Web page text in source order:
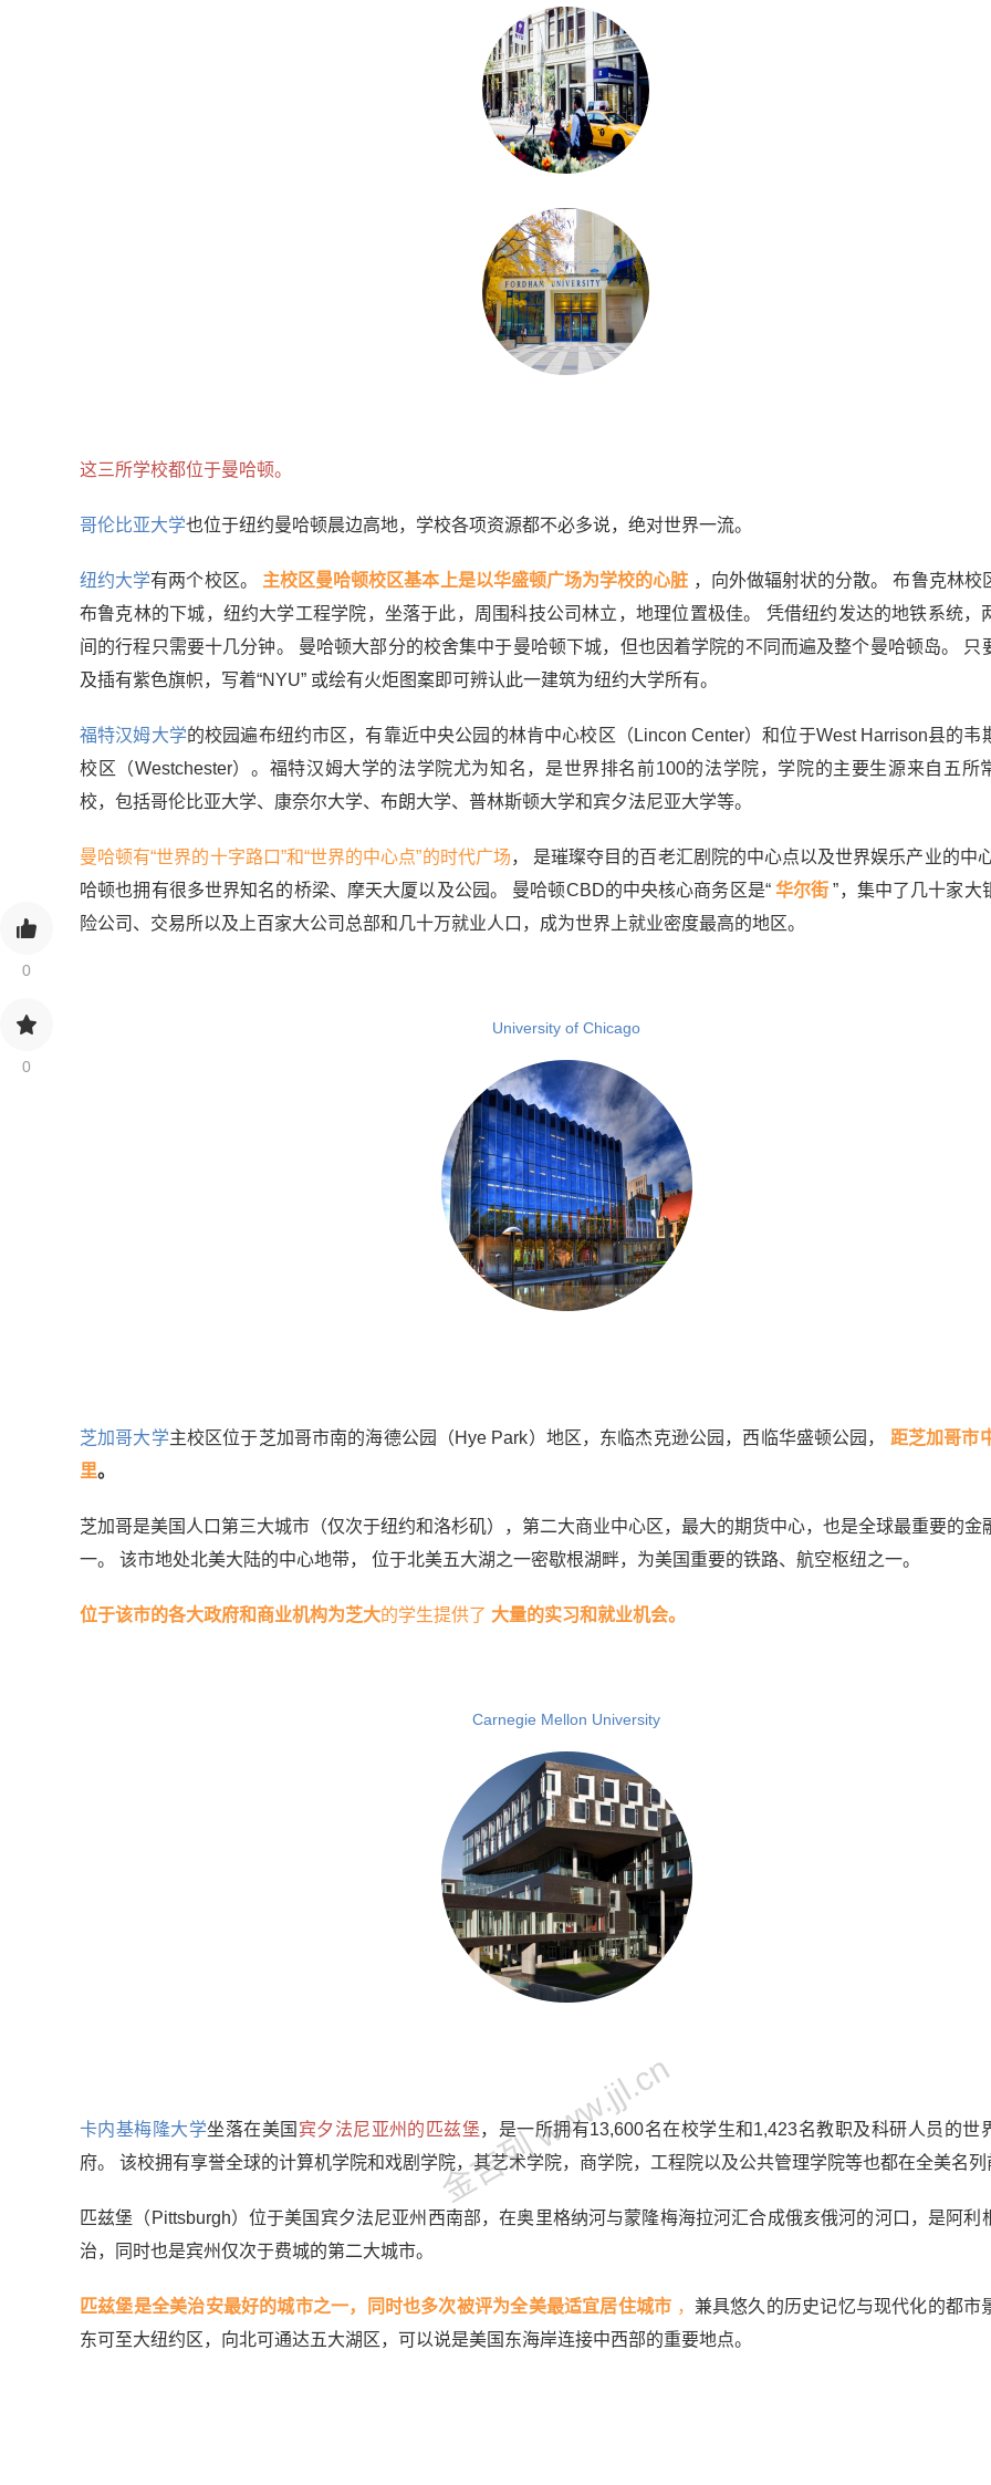
0
0
这三所学校都位于曼哈顿。
哥伦比亚大学也位于纽约曼哈顿晨边高地，学校各项资源都不必多说，绝对世界一流。
纽约大学有两个校区。 主校区曼哈顿校区基本上是以华盛顿广场为学校的心脏 ，向外做辐射状的分散。 布鲁克林校
布鲁克林的下城，纽约大学工程学院，坐落于此，周围科技公司林立，地理位置极佳。 凭借纽约发达的地铁系统，
间的行程只需要十几分钟。 曼哈顿大部分的校舍集中于曼哈顿下城，但也因着学院的不同而遍及整个曼哈顿岛。 只
及插有紫色旗帜，写着“NYU” 或绘有火炬图案即可辨认此一建筑为纽约大学所有。
福特汉姆大学的校园遍布纽约市区，有靠近中央公园的林肯中心校区（Lincon Center）和位于West Harrison县的韦
校区（Westchester）。福特汉姆大学的法学院尤为知名，是世界排名前100的法学院，学院的主要生源来自五所
校，包括哥伦比亚大学、康奈尔大学、布朗大学、普林斯顿大学和宾夕法尼亚大学等。
曼哈顿有“世界的十字路口”和“世界的中心点”的时代广场，
是璀璨夺目的百老汇剧院的中心点以及世界娱乐产业的中
哈顿也拥有很多世界知名的桥梁、摩天大厦以及公园。 曼哈顿CBD的中央核心商务区是“ 华尔街 ”，集中了几十家大
险公司、交易所以及上百家大公司总部和几十万就业人口，成为世界上就业密度最高的地区。
University of Chicago
芝加哥大学主校区位于芝加哥市南的海德公园（Hye Park）地区，东临杰克逊公园，西临华盛顿公园， 距芝加哥市
里。
芝加哥是美国人口第三大城市（仅次于纽约和洛杉矶），第二大商业中心区，最大的期货中心，也是全球最重要的金
一。 该市地处北美大陆的中心地带， 位于北美五大湖之一密歇根湖畔，为美国重要的铁路、航空枢纽之一。
位于该市的各大政府和商业机构为芝大的学生提供了 大量的实习和就业机会。
Carnegie Mellon University
卡内基梅隆大学坐落在美国 宾夕法尼亚州的匹兹堡，是一所拥有13,600名在校学生和1,423名教职及科研人员的世
府。 该校拥有享誉全球的计算机学院和戏剧学院，其艺术学院，商学院，工程院以及公共管理学院等也都在全美名列
匹兹堡（Pittsburgh）位于美国宾夕法尼亚州西南部，在奥里格纳河与蒙隆梅海拉河汇合成俄亥俄河的河口，是阿利
治，同时也是宾州仅次于费城的第二大城市。
匹兹堡是全美治安最好的城市之一，同时也多次被评为全美最适宜居住城市 ， 兼具悠久的历史记忆与现代化的都市
东可至大纽约区，向北可通达五大湖区，可以说是美国东海岸连接中西部的重要地点。
金吉列 www.jjl.cn